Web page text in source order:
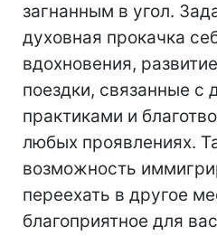
загнанным в угол.
духовная прокачка
вдохновения,
поездки, связанные с
практиками и
любых проявлениях.
возможность
переехать в другое
благоприятное для